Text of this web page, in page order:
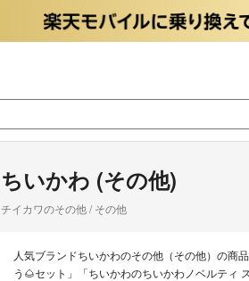
ちいかわ (その他)
チイカワのその他 / その他
人気ブランドちいかわのその他（その他）の商
う🌰セット」「ちいかわのちいかわノベルティ